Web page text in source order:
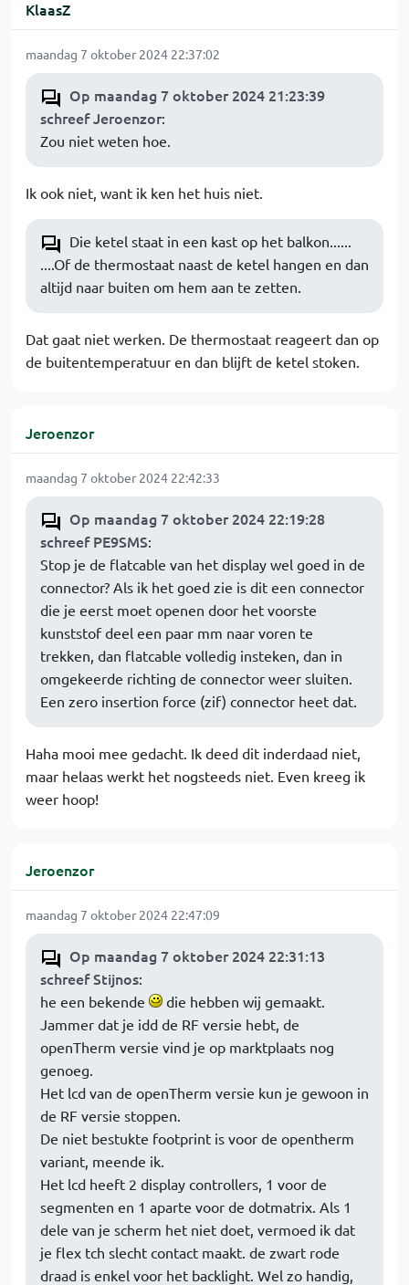
KlaasZ
maandag 7 oktober 2024 22:37:02
Op maandag 7 oktober 2024 21:23:39
schreef Jeroenzor:
Zou niet weten hoe.
Ik ook niet, want ik ken het huis niet.
Die ketel staat in een kast op het balkon......
....Of de thermostaat naast de ketel hangen en dan
altijd naar buiten om hem aan te zetten.
Dat gaat niet werken. De thermostaat reageert dan op
de buitentemperatuur en dan blijft de ketel stoken.
Jeroenzor
maandag 7 oktober 2024 22:42:33
Op maandag 7 oktober 2024 22:19:28
schreef PE9SMS:
Stop je de flatcable van het display wel goed in de
connector? Als ik het goed zie is dit een connector
die je eerst moet openen door het voorste
kunststof deel een paar mm naar voren te
trekken, dan flatcable volledig insteken, dan in
omgekeerde richting de connector weer sluiten.
Een zero insertion force (zif) connector heet dat.
Haha mooi mee gedacht. Ik deed dit inderdaad niet,
maar helaas werkt het nogsteeds niet. Even kreeg ik
weer hoop!
Jeroenzor
maandag 7 oktober 2024 22:47:09
Op maandag 7 oktober 2024 22:31:13
schreef Stijnos:
he een bekende
die hebben wij gemaakt.
Jammer dat je idd de RF versie hebt, de
openTherm versie vind je op marktplaats nog
genoeg.
Het lcd van de openTherm versie kun je gewoon in
de RF versie stoppen.
De niet bestukte footprint is voor de opentherm
variant, meende ik.
Het lcd heeft 2 display controllers, 1 voor de
segmenten en 1 aparte voor de dotmatrix. Als 1
dele van je scherm het niet doet, vermoed ik dat
je flex tch slecht contact maakt. de zwart rode
draad is enkel voor het backlight. Wel zo handig,